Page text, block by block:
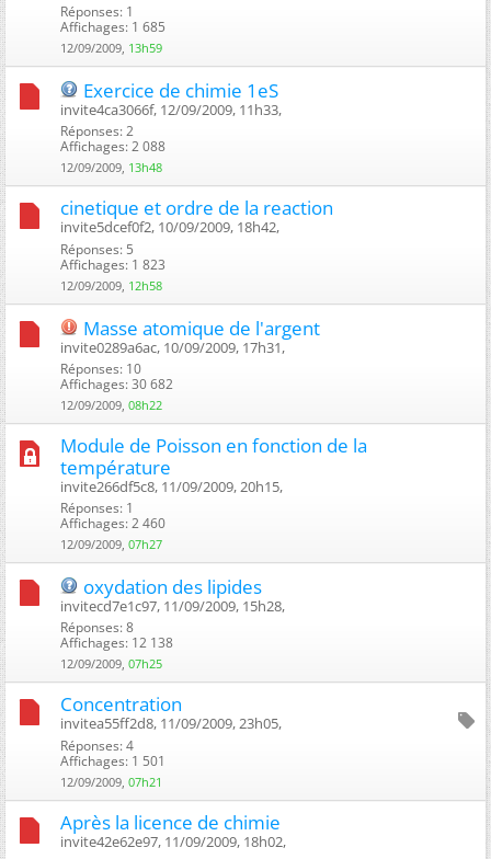
Réponses: 1
Affichages: 1 685
12/09/2009, 13h59
Exercice de chimie 1eS
invite4ca3066f, 12/09/2009, 11h33, ‎
Réponses: 2
Affichages: 2 088
12/09/2009, 13h48
cinetique et ordre de la reaction
invite5dcef0f2, 10/09/2009, 18h42, ‎
Réponses: 5
Affichages: 1 823
12/09/2009, 12h58
Masse atomique de l'argent
invite0289a6ac, 10/09/2009, 17h31, ‎
Réponses: 10
Affichages: 30 682
12/09/2009, 08h22
Module de Poisson en fonction de la
température
invite266df5c8, 11/09/2009, 20h15, ‎
Réponses: 1
Affichages: 2 460
12/09/2009, 07h27
oxydation des lipides
invitecd7e1c97, 11/09/2009, 15h28, ‎
Réponses: 8
Affichages: 12 138
12/09/2009, 07h25
Concentration
invitea55ff2d8, 11/09/2009, 23h05, ‎
Réponses: 4
Affichages: 1 501
12/09/2009, 07h21
Après la licence de chimie
invite42e62e97, 11/09/2009, 18h02, ‎